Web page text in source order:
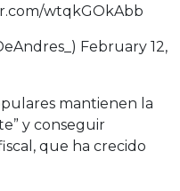
wtqkGOkAbb
February 12,
mantienen la
y conseguir
que ha crecido